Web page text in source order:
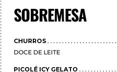
SOBREMESA
CHURROS . . . . . . . . . . . . . . . . . . . . .
DOCE DE LEITE
PICOLÉ ICY GELATO . . . . . . . . . . . .